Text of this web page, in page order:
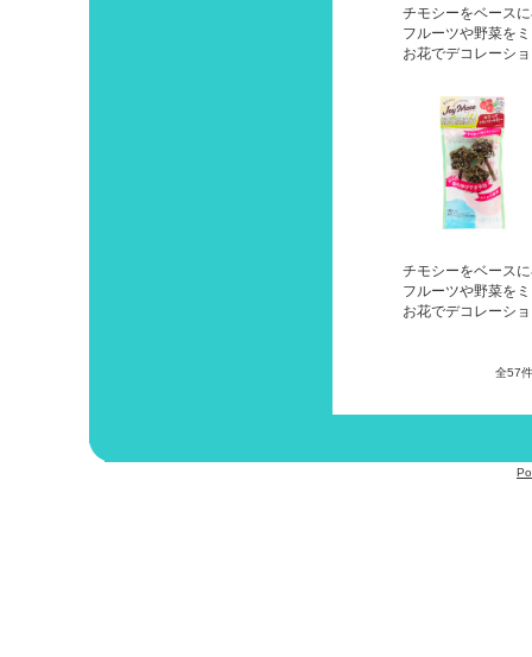
チモシーをベース
フルーツや野菜を
お花でデコレーシ
チモシーをベース
フルーツや野菜を
お花でデコレーシ
全57